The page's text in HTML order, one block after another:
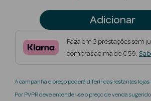
Beauty Season
Beauty Season
Beauty Season
Adicionar
Paga em 3 prestações sem
compras acima de € 59.
A campanha e preço poderá diferir das restantes lojas
Por PVPR deve entender-se o preço de venda